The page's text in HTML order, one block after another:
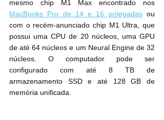
MacBooks Pro de 14 e 16 polegadas ou
com o recém-anunciado chip M1 Ultra, que
possui uma CPU de 20 núcleos, uma GPU
de até 64 núcleos e um Neural Engine de 32
núcleos. O computador pode ser
configurado com até 8 TB de
armazenamento SSD e até 128 GB de
memória unificada.